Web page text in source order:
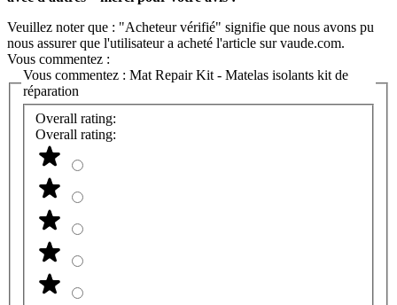
Veuillez noter que : "Acheteur vérifié" signifie que nous avons pu
nous assurer que l'utilisateur a acheté l'article sur vaude.com.
Vous commentez :
Vous commentez : Mat Repair Kit - Matelas isolants kit de
réparation
Overall rating:
Overall rating: